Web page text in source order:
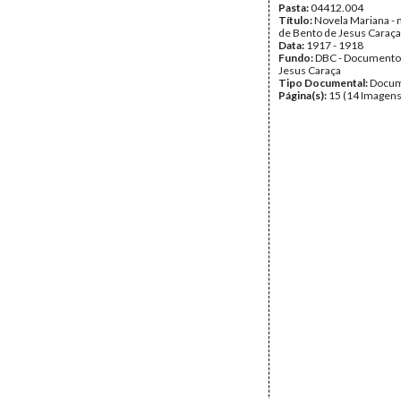
Pasta:04412.004
Título:Novela Mariana -
de Bento de Jesus Caraça
Data: 1917 - 1918
Fundo:DBC -
Jesus Caraça
Tipo Documental:
Página(s): 15 (14